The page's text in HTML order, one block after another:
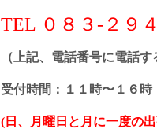
TEL ０８３-２９
（上記、電話番号に電話
受付時間：１１時〜１６時
(日、月曜日と月に一度の